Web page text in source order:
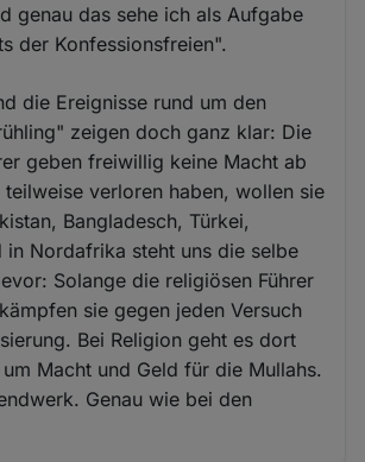
genau das sehe ich als Aufgabe
der Konfessionsfreien".
die Ereignisse rund um den
zeigen doch ganz klar: Die
geben freiwillig keine Macht ab
verloren haben, wollen sie
Bangladesch, Türkei,
in Nordafrika steht uns die selbe
Solange die religiösen Führer
sie gegen jeden Versuch
Bei Religion geht es dort
Macht und Geld für die Mullahs.
Genau wie bei den